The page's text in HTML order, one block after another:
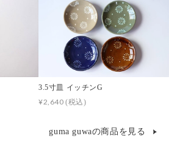
3.5寸皿 イッチンG
¥2,640(税込)
guma guwaの商品を見る